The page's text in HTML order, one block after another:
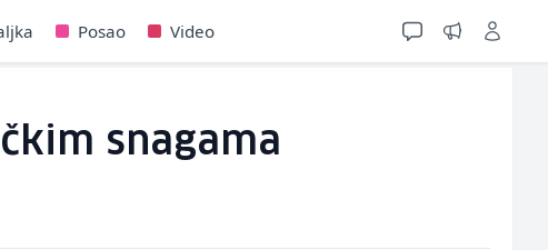
Posao Video
snagama